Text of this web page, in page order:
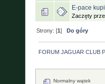
E-pace
Zaczęty
Strony: [1]Do góry
FORUM JAGUAR CLUB
Normalny wątek